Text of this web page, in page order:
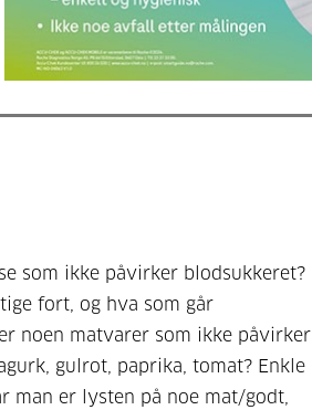
som ikke påvirker blodsukkeret?
fort, og hva som går
noen matvarer som ikke påvirker
gulrot, paprika, tomat? Enkle
man er lysten på noe mat/godt,